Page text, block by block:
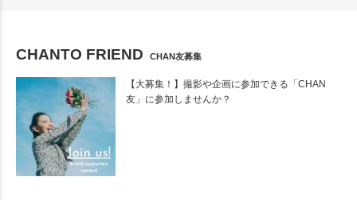
CHANTO FRIEND CHAN友募集
【大募集！】撮影や企画に参加できる「CHAN
友」に参加しませんか？